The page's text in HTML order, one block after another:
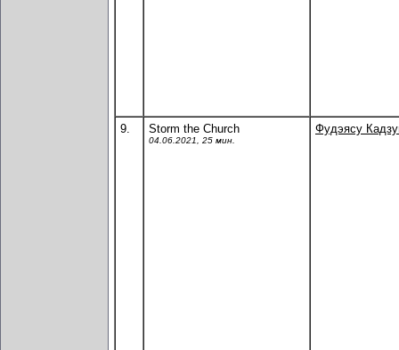
9. Storm the Church
04.06.2021, 25 мин.
Фудэясу